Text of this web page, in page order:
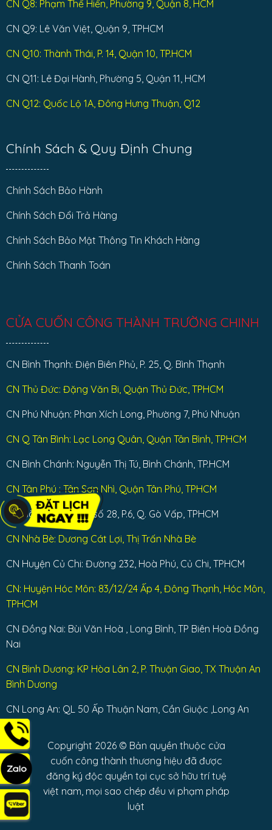
CN Q8: Phạm Thế Hiển, Phường 9, Quận 8, HCM
CN Q9: Lê Văn Việt, Quận 9, TPHCM
CN Q10: Thành Thái, P. 14, Quận 10, TP.HCM
CN Q11: Lê Đại Hành, Phường 5, Quận 11, HCM
CN Q12: Quốc Lộ 1A, Đông Hưng Thuận, Q12
Chính Sách & Quy Định Chung
Chính Sách Bảo Hành
Chính Sách Đổi Trả Hàng
Chính Sách Bảo Mật Thông Tin Khách Hàng
Chính Sách Thanh Toán
CỬA CUỐN CÔNG THÀNH TRƯỜNG CHINH
CN Bình Thạnh: Điện Biên Phủ, P. 25, Q. Bình Thạnh
CN Thủ Đức: Đặng Văn Bi, Quận Thủ Đức, TPHCM
CN Phú Nhuận: Phan Xích Long, Phường 7, Phú Nhuận
CN Q Tân Bình: Lạc Long Quân, Quận Tân Bình, TPHCM
CN Bình Chánh: Nguyễn Thị Tú, Bình Chánh, TP.HCM
CN Tân Phú : Tân Sơn Nhì, Quận Tân Phú, TPHCM
CN Gò Vấp: Đường số 28, P.6, Q. Gò Vấp, TPHCM
CN Nhà Bè: Dương Cát Lợi, Thị Trấn Nhà Bè
CN Huyện Củ Chi: Đường 232, Hoà Phú, Củ Chi, TPHCM
CN: Huyện Hóc Môn: 83/12/24 Ấp 4, Đông Thạnh, Hóc Môn,
TPHCM
CN Đồng Nai: Bùi Văn Hoà , Long Bình, TP Biên Hoà Đồng
Nai
CN Bình Dương: KP Hòa Lân 2, P. Thuận Giao, TX Thuận An
Bình Dương
CN Long An: QL 50 Ấp Thuận Nam, Cần Giuộc ,Long An
Copyright 2026 © Bản quyền thuộc cửa
cuốn công thành thương hiệu đã được
đăng ký độc quyền tại cục sở hữu trí tuệ
việt nam, mọi sao chép đều vi phạm pháp
luật